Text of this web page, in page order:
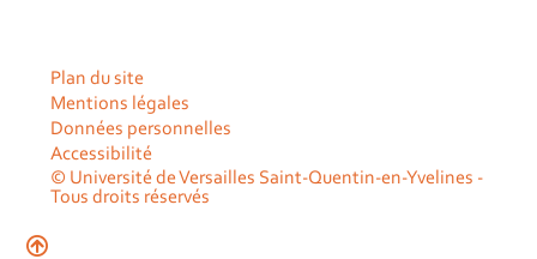
Plan du site
Mentions légales
Données personnelles
Accessibilité
© Université de Versailles Saint-Quentin-en-Yvelines -
Tous droits réservés